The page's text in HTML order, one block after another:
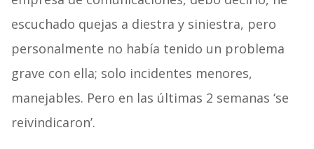
escuchado quejas a diestra y siniestra, pero
personalmente no había tenido un problema
grave con ella; solo incidentes menores,
manejables. Pero en las últimas 2 semanas ‘se
reivindicaron’.